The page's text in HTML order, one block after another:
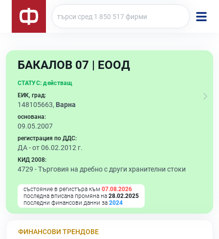
БАКАЛОВ 07 | ЕООД
СТАТУС: действащ
ЕИК, град:
148105663, Варна
основана:
09.05.2007
регистрация по ДДС:
ДА - от 06.02.2012 г.
КИД 2008:
4729 -Търговия на дребно с други хранителни стоки
състояние в регистъра към 07.08.2026
последна вписана промяна на 28.02.2025
последни финансови данни за 2024
ФИНАНСОВИ ТРЕНДОВЕ